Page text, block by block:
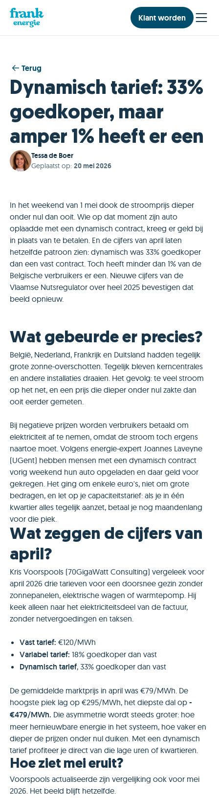
Klant worden
Terug
Dynamisch tarief: 33%
goedkoper, maar
amper 1% heeft er een
Tessa de Boer
Geplaatst op: 20 mei 2026
In het weekend van 1 mei dook de stroomprijs dieper
onder nul dan ooit. Wie op dat moment zijn auto
oplaadde met een dynamisch contract, kreeg er geld bij
in plaats van te betalen. En de cijfers van april laten
hetzelfde patroon zien: dynamisch was 33% goedkoper
dan een vast contract. Toch heeft minder dan 1% van de
Belgische verbruikers er een. Nieuwe cijfers van de
Vlaamse Nutsregulator over heel 2025 bevestigen dat
beeld opnieuw.
Wat gebeurde er precies?
België, Nederland, Frankrijk en Duitsland hadden tegelijk
grote zonne-overschotten. Tegelijk bleven kerncentrales
en andere installaties draaien. Het gevolg: te veel stroom
op het net, en een prijs die dieper onder nul zakte dan
ooit eerder gemeten.
Bij negatieve prijzen worden verbruikers betaald om
elektriciteit af te nemen, omdat de stroom toch ergens
naartoe moet. Volgens energie-expert Joannes Laveyne
(UGent) hebben mensen met een dynamisch contract
vorig weekend hun auto opgeladen en daar geld voor
gekregen. Het ging om enkele euro's, niet om grote
bedragen, en let op je capaciteitstarief: als je in één
kwartier alles tegelijk aanzet, betaal je nog maandenlang
voor die piek.
Wat zeggen de cijfers van
april?
Kris Voorspools (70GigaWatt Consulting) vergeleek voor
april 2026 drie tarieven voor een doorsnee gezin zonder
zonnepanelen, elektrische wagen of warmtepomp. Hij
keek alleen naar het elektriciteitsdeel van de factuur,
zonder netvergoedingen en taksen.
Vast tarief: €120/MWh
Variabel tarief: 18% goedkoper dan vast
Dynamisch tarief, 33% goedkoper dan vast
De gemiddelde marktprijs in april was €79/MWh. De
hoogste piek lag op €295/MWh, het diepste dal op -
€479/MWh. Die asymmetrie wordt steeds groter: hoe
meer hernieuwbare energie in het systeem, hoe vaker en
dieper de prijzen onder nul duiken. Met een dynamisch
tarief profiteer je direct van die lage uren of kwartieren.
Hoe ziet mei eruit?
Voorspools actualiseerde zijn vergelijking ook voor mei
2026. Het beeld blijft hetzelfde.